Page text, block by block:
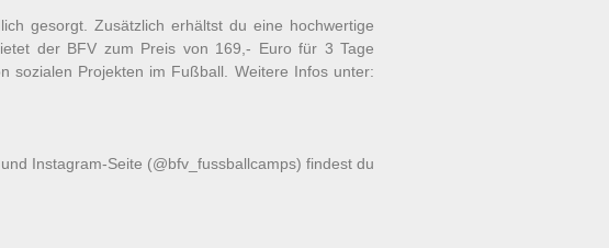
gesorgt. Zusätzlich erhältst du eine hochwertige
der BFV zum Preis von 169,- Euro für 3 Tage
sozialen Projekten im Fußball. Weitere Infos unter:
Instagram-Seite (@bfv_fussballcamps) findest du